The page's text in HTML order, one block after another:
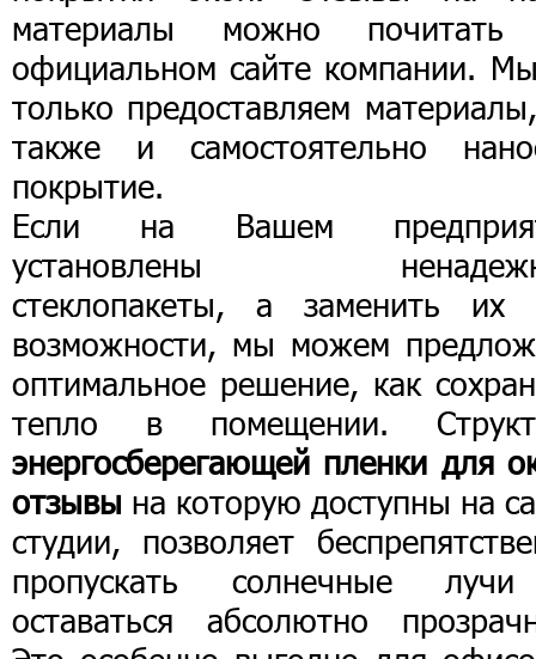
материалы можно
официальном сайте компании.
только предоставляем
также и самостоятельно
покрытие.
Если на Вашем
установлены
стеклопакеты, а заменить их
возможности, мы можем
оптимальное решение, как
тепло в помещении.
энергосберегающей пленки для
отзывы на которую доступны на
студии, позволяет
пропускать солнечные
оставаться абсолютно